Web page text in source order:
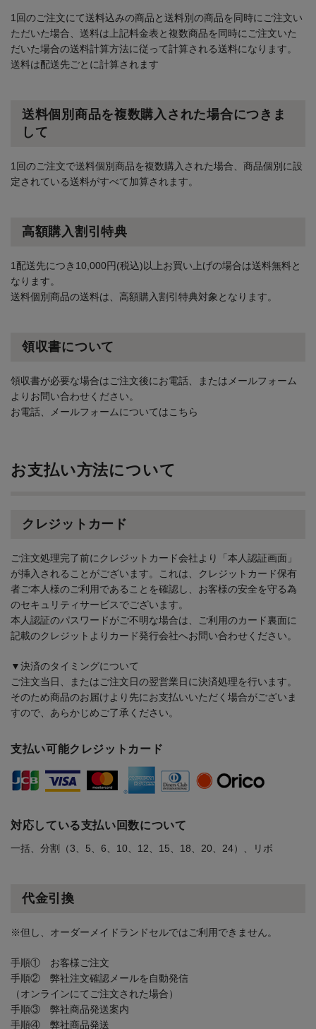
1回のご注文にて送料込みの商品と送料別の商品を同時にご注文い
ただいた場合、送料は上記料金表と複数商品を同時にご注文いた
だいた場合の送料計算方法に従って計算される送料になります。
送料は配送先ごとに計算されます
送料個別商品を複数購入された場合につきま
して
1回のご注文で送料個別商品を複数購入された場合、商品個別に設
定されている送料がすべて加算されます。
高額購入割引特典
1配送先につき10,000円(税込)以上お買い上げの場合は送料無料と
なります。
送料個別商品の送料は、高額購入割引特典対象となります。
領収書について
領収書が必要な場合はご注文後にお電話、またはメールフォーム
よりお問い合わせください。
お電話、メールフォームについてはこちら
お支払い方法について
クレジットカード
ご注文処理完了前にクレジットカード会社より「本人認証画面」
が挿入されることがございます。これは、クレジットカード保有
者ご本人様のご利用であることを確認し、お客様の安全を守る為
のセキュリティサービスでございます。
本人認証のパスワードがご不明な場合は、ご利用のカード裏面に
記載のクレジットよりカード発行会社へお問い合わせください。
▼決済のタイミングについて
ご注文当日、またはご注文日の翌営業日に決済処理を行います。
そのため商品のお届けより先にお支払いいただく場合がございま
すので、あらかじめご了承ください。
支払い可能クレジットカード
対応している支払い回数について
一括、分割（3、5、6、10、12、15、18、20、24）、リボ
代金引換
※但し、オーダーメイドランドセルではご利用できません。
手順① お客様ご注文
手順② 弊社注文確認メールを自動発信
（オンラインにてご注文された場合）
手順③ 弊社商品発送案内
手順④ 弊社商品発送